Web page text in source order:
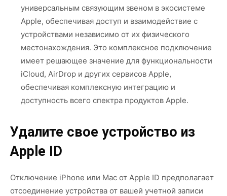
универсальным связующим звеном в экосистеме
Apple, обеспечивая доступ и взаимодействие с
устройствами независимо от их физического
местонахождения. Это комплексное подключение
имеет решающее значение для функциональности
iCloud, AirDrop и других сервисов Apple,
обеспечивая комплексную интеграцию и
доступность всего спектра продуктов Apple.
Удалите свое устройство из
Apple ID
Отключение iPhone или Mac от Apple ID предполагает
отсоединение устройства от вашей учетной записи